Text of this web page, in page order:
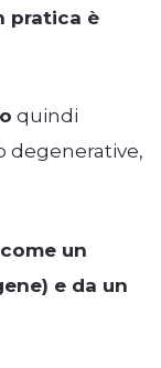
pratica è
quindi
degenerative,
un
e da un